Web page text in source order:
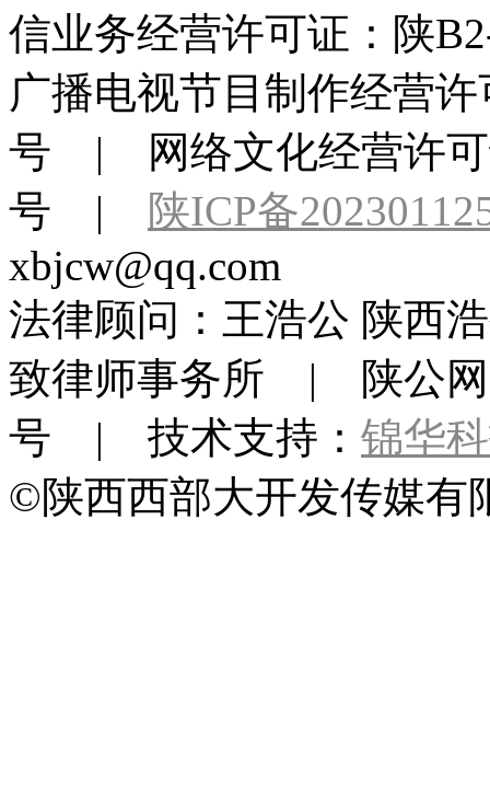
信业务经营许可证：陕
广播电视节目制作经营
号 | 网络文化经营许可
号 |
陕ICP备
xbjcw@qq.com
法律顾问：王浩公 陕西
致律师事务所 | 陕公网
号 | 技术支持： 锦华
©陕西西部大开发传媒有